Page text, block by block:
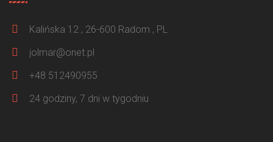
Kalińska 12 , 26-600 Radom , PL
jolmar@onet.pl
+48 512490955
24 godziny, 7 dni w tygodniu